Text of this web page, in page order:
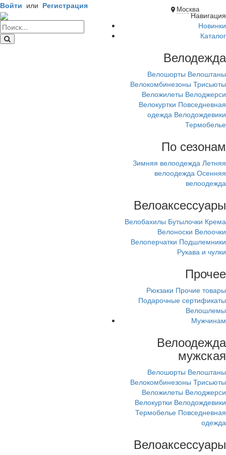
Москва
Войти или Регистрация
Навигация
Новинки
Каталог
Велодежда
Велошорты Велоштаны
Велокомбинезоны Трисьюты
Веложилеты Велоджерси
Велокуртки Повседневная
одежда Велодождевики
Термобелье
По сезонам
Зимняя велоодежда Летняя
велоодежда Осенняя
велоодежда
Велоаксессуары
Велобахилы Бутылочки Крема
Велоноски Велоочки
Велоперчатки Подшлемники
Рукава и чулки
Прочее
Рюкзаки Прочие товары
Подарочные сертификаты
Велошлемы
Мужчинам
Велоодежда
мужская
Велошорты Велоштаны
Велокомбинезоны Трисьюты
Веложилеты Велоджерси
Велокуртки Велодождевики
Термобелье Повседневная
одежда
Велоаксессуары